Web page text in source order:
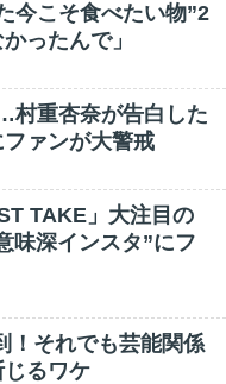
今こそ食べたい物”2
ったんで」
村重杏奈が告白した
ファンが大警戒
TAKE」大注目の
味深インスタ”にフ
！それでも芸能関係
るワケ